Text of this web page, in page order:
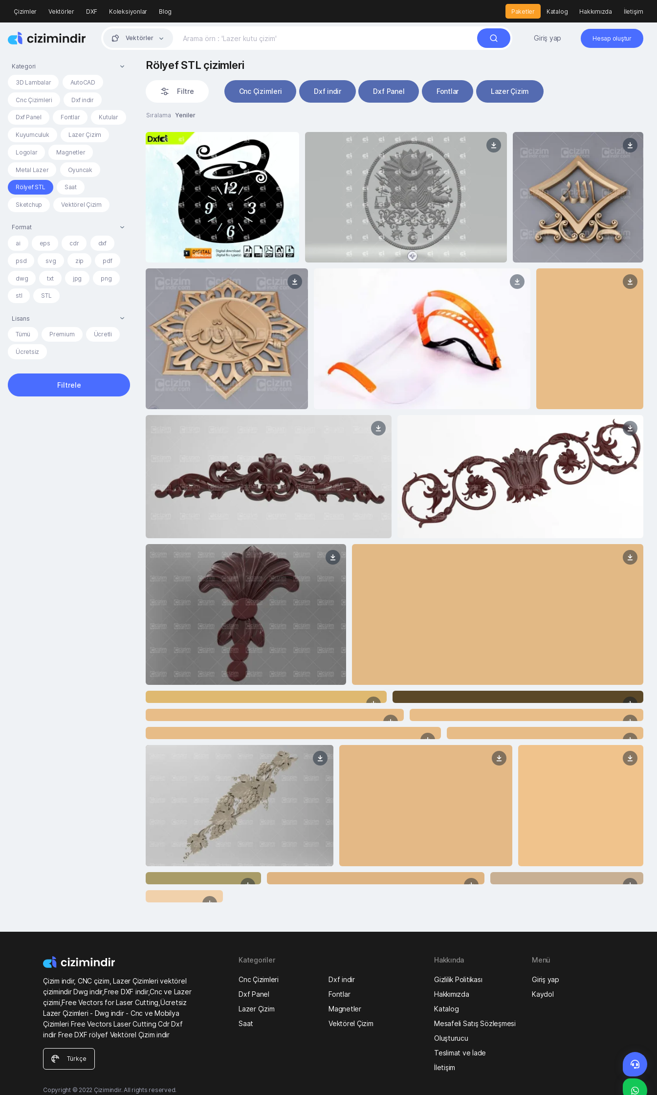
Çizimler Vektörler DXF Koleksiyonlar Blog Paketler Katalog Hakkımızda İletişim
Vektörler Giriş yap Hesap oluştur
Kategori
3D Lambalar AutoCAD
Cnc Çizimleri Dxf indir
Dxf Panel Fontlar Kutular
Kuyumculuk Lazer Çizim
Logolar Magnetler
Metal Lazer Oyuncak
Rölyef STL Saat
Sketchup Vektörel Çizim
Format
ai eps cdr dxf
psd svg zip pdf
dwg txt jpg png
stl STL
Lisans
Tümü Premium Ücretli
Ücretsiz
Filtrele
Rölyef STL çizimleri
Filtre Cnc Çizimleri Dxf indir Dxf Panel Fontlar Lazer Çizim
Sıralama Yeniler